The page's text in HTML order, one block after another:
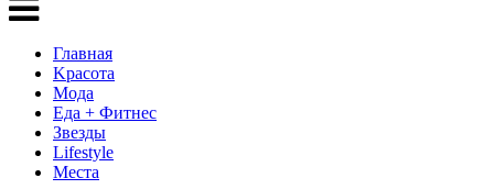
Главная
Kрасота
Мода
Еда + Фитнес
Звезды
Lifestyle
Mеста